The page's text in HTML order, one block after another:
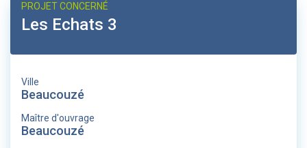
PROJET CONCERNÉ
Les Echats 3
Ville
Beaucouzé
Maître d'ouvrage
Beaucouzé